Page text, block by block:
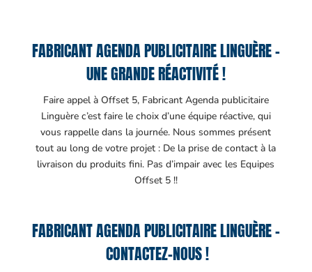
FABRICANT AGENDA PUBLICITAIRE LINGUÈRE –
UNE GRANDE RÉACTIVITÉ !
Faire appel à Offset 5, Fabricant Agenda publicitaire
Linguère c’est faire le choix d’une équipe réactive, qui
vous rappelle dans la journée. Nous sommes présent
tout au long de votre projet : De la prise de contact à la
livraison du produits fini. Pas d’impair avec les Equipes
Offset 5 !!
FABRICANT AGENDA PUBLICITAIRE LINGUÈRE –
CONTACTEZ-NOUS !